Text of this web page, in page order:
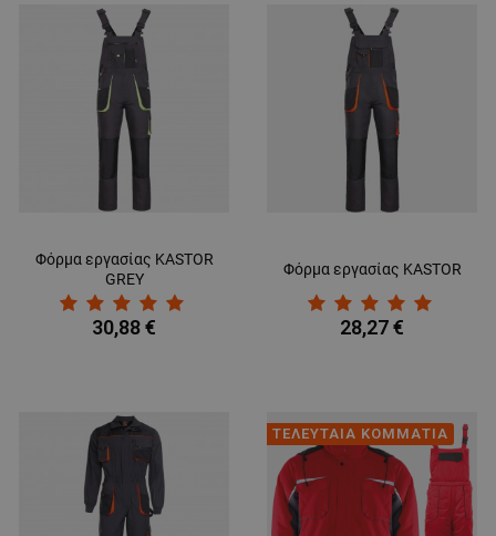
Φόρμα εργασίας KASTOR
GREY
30,88 €
Φόρμα εργασίας KASTOR
28,27 €
ΤΕΛΕΥΤΑΙΑ ΚΟΜΜΑΤΙΑ